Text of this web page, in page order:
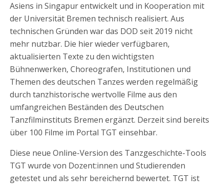
Asiens in Singapur entwickelt und in Kooperation mit
der Universität Bremen technisch realisiert. Aus
technischen Gründen war das DOD seit 2019 nicht
mehr nutzbar. Die hier wieder verfügbaren,
aktualisierten Texte zu den wichtigsten
Bühnenwerken, Choreografen, Institutionen und
Themen des deutschen Tanzes werden regelmäßig
durch tanzhistorische wertvolle Filme aus den
umfangreichen Beständen des Deutschen
Tanzfilminstituts Bremen ergänzt. Derzeit sind bereits
über 100 Filme im Portal TGT einsehbar.
Diese neue Online-Version des Tanzgeschichte-Tools
TGT wurde von Dozent:innen und Studierenden
getestet und als sehr bereichernd bewertet. TGT ist